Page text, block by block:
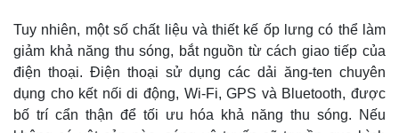
Tuy nhiên, một số chất liệu và thiết kế ốp lưng có thể làm
giảm khả năng thu sóng, bắt nguồn từ cách giao tiếp của
điện thoại. Điện thoại sử dụng các dải ăng-ten chuyên
dụng cho kết nối di động, Wi-Fi, GPS và Bluetooth, được
bố trí cẩn thận để tối ưu hóa khả năng thu sóng. Nếu